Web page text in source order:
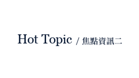
Hot Topic / 焦點資訊二